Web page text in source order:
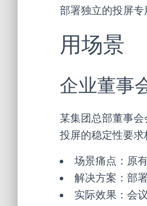
部署独立的投屏专
用场景
企业董事
某集团总部董事
投屏的稳定性要求
场景痛点：原
解决方案：部
实际效果：会